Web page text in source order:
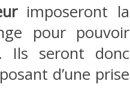
imposeront la
pour pouvoir
Ils seront donc
d’une prise